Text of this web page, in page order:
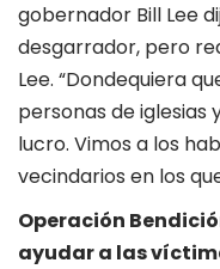
gobernador Bill Lee
desgarrador, pero
Lee. “Dondequiera
personas de iglesias
lucro. Vimos a los
vecindarios en los
Operación
ayudar a las